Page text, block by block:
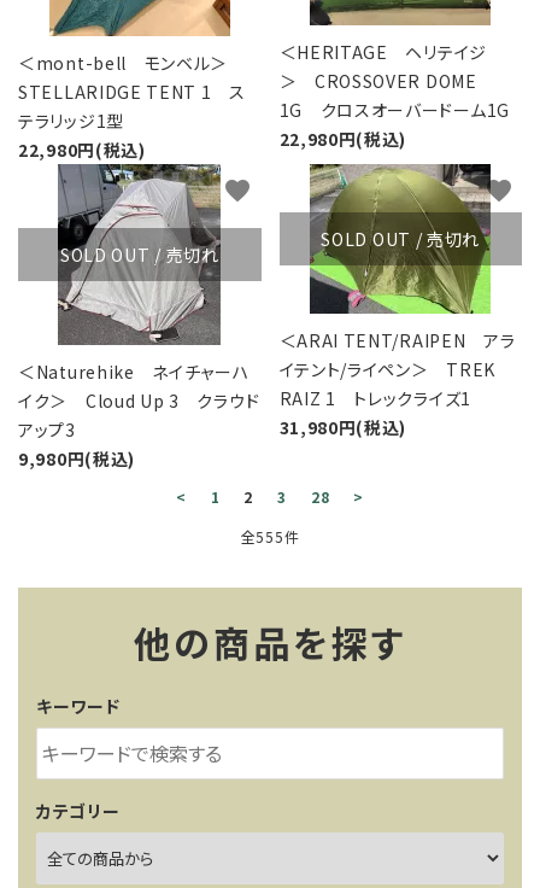
＜mont-bell モンベル＞
STELLARIDGE TENT 1 ス
テラリッジ1型
22,980円(税込)
＜HERITAGE ヘリテイジ
＞ CROSSOVER DOME
1G クロスオーバードーム1G
22,980円(税込)
SOLD OUT / 売切れ
＜Naturehike ネイチャーハ
イク＞ Cloud Up 3 クラウド
アップ3
9,980円(税込)
favorite
SOLD OUT / 売切れ
＜ARAI TENT/RAIPEN アラ
イテント/ライペン＞ TREK
RAIZ 1 トレックライズ1
31,980円(税込)
favorite
< 1 2 3 28
>
全555件
他の商品を探す
キーワード
カテゴリー